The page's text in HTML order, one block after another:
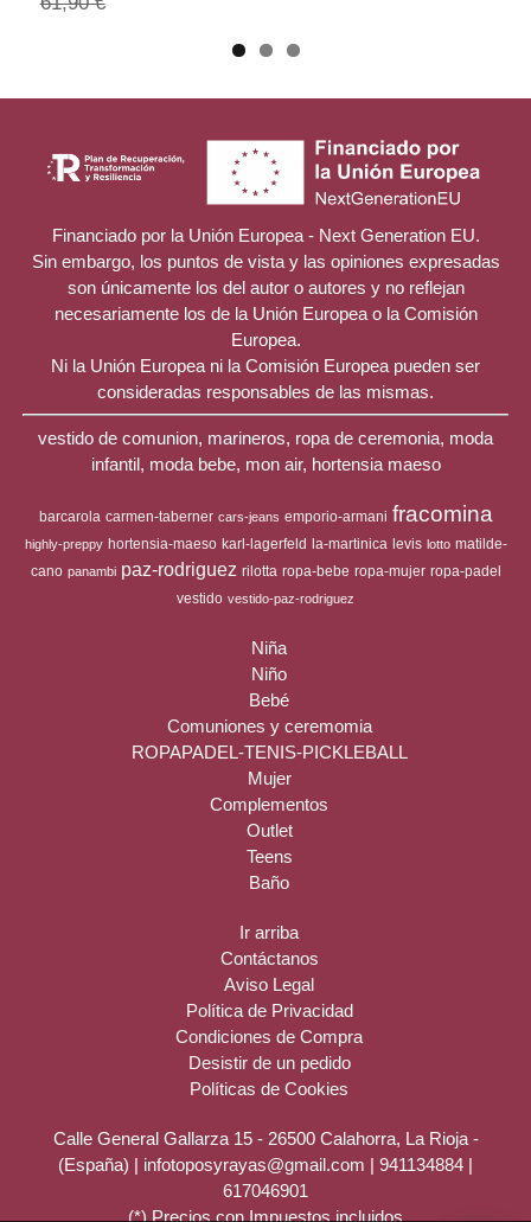
Financiado por la Unión Europea - Next Generation EU.
Sin embargo, los puntos de vista y las opiniones expresadas
son únicamente los del autor o autores y no reflejan
necesariamente los de la Unión Europea o la Comisión
Europea.
Ni la Unión Europea ni la Comisión Europea pueden ser
consideradas responsables de las mismas.
vestido de comunion, marineros, ropa de ceremonia, moda
infantil, moda bebe, mon air, hortensia maeso
barcarola carmen-taberner cars-jeans emporio-armani fracomina
highly-preppy hortensia-maeso karl-lagerfeld la-martinica levis lotto matilde-
cano panambi paz-rodriguez rilotta ropa-bebe ropa-mujer ropa-padel
vestido vestido-paz-rodriguez
Niña
Niño
Bebé
Comuniones y ceremomia
ROPAPADEL-TENIS-PICKLEBALL
Mujer
Complementos
Outlet
Teens
Baño
Ir arriba
Contáctanos
Aviso Legal
Política de Privacidad
Condiciones de Compra
Desistir de un pedido
Políticas de Cookies
Calle General Gallarza 15 - 26500 Calahorra, La Rioja -
(España) | infotoposyrayas@gmail.com | 941134884 |
617046901
(*) Precios con Impuestos incluidos